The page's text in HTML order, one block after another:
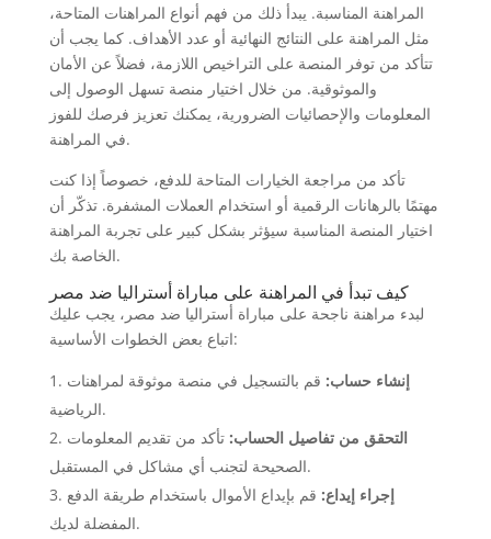
المراهنة المناسبة. يبدأ ذلك من فهم أنواع المراهنات المتاحة،
مثل المراهنة على النتائج النهائية أو عدد الأهداف. كما يجب أن
تتأكد من توفر المنصة على التراخيص اللازمة، فضلاً عن الأمان
والموثوقية. من خلال اختيار منصة تسهل الوصول إلى
المعلومات والإحصائيات الضرورية، يمكنك تعزيز فرصك للفوز
في المراهنة.
تأكد من مراجعة الخيارات المتاحة للدفع، خصوصاً إذا كنت
مهتمًا بالرهانات الرقمية أو استخدام العملات المشفرة. تذكّر أن
اختيار المنصة المناسبة سيؤثر بشكل كبير على تجربة المراهنة
الخاصة بك.
كيف تبدأ في المراهنة على مباراة أستراليا ضد مصر
لبدء مراهنة ناجحة على مباراة أستراليا ضد مصر، يجب عليك
اتباع بعض الخطوات الأساسية:
إنشاء حساب: قم بالتسجيل في منصة موثوقة لمراهنات
الرياضية.
التحقق من تفاصيل الحساب: تأكد من تقديم المعلومات
الصحيحة لتجنب أي مشاكل في المستقبل.
إجراء إيداع: قم بإيداع الأموال باستخدام طريقة الدفع
المفضلة لديك.